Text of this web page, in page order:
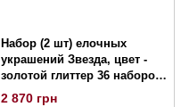
Набор (2 шт) елочных
украшений Звезда, цвет -
золотой глиттер 36 наборов
(113-428)
2 870 грн